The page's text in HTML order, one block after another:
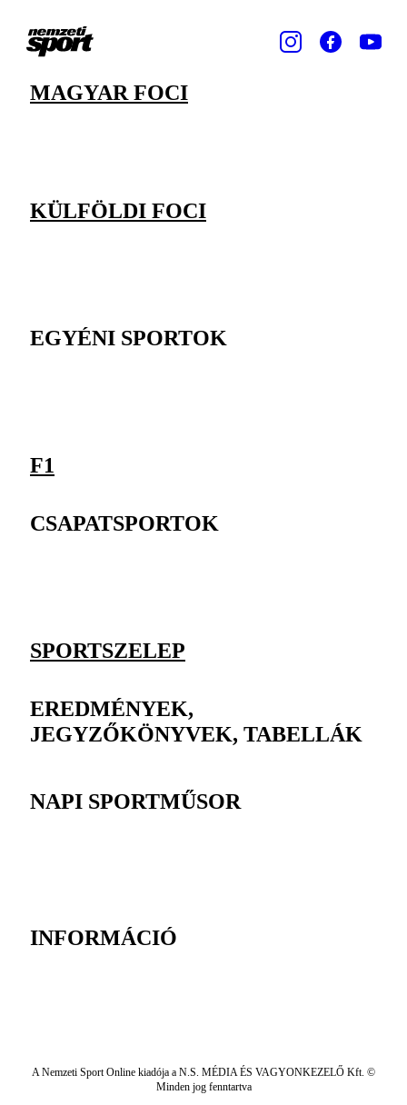
MAGYAR FOCI
KÜLFÖLDI FOCI
EGYÉNI SPORTOK
F1
CSAPATSPORTOK
SPORTSZELEP
EREDMÉNYEK,
JEGYZŐKÖNYVEK, TABELLÁK
NAPI SPORTMŰSOR
INFORMÁCIÓ
A Nemzeti Sport Online kiadója a N.S. MÉDIA ÉS VAGYONKEZELŐ Kft. ©
Minden jog fenntartva